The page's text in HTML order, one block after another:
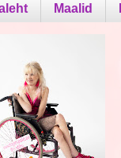
Maalid